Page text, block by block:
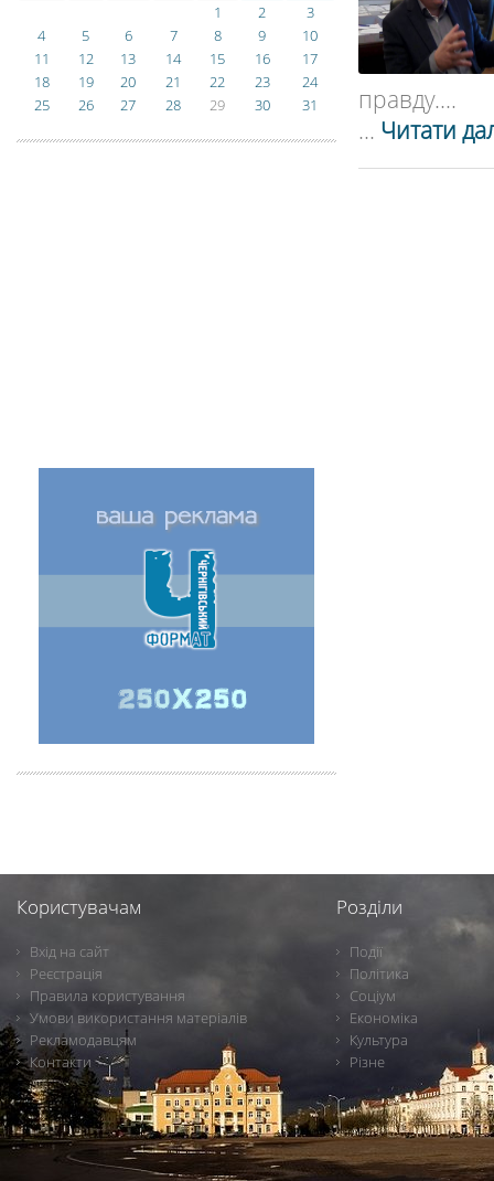
правду....
... Читати
1
2
3
4
5 6 7 8 9
10
11
12 13 14 15 16
17
18
19 20 21 22 23
24
25
26 27 28 29 30 31
Користувачам
Вхід на сайт
Реєстрація
Правила користування
Умови використання матеріалів
Рекламодавцям
Контакти
Розділи
Події
Політика
Соціум
Економіка
Культура
Різне